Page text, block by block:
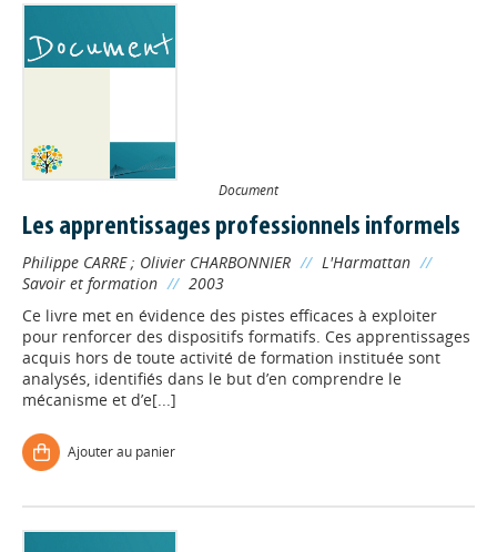
Document
Les apprentissages professionnels informels
Philippe CARRE; Olivier CHARBONNIER // L'Harmattan //
Savoir et formation // 2003
Ce livre met en évidence des pistes efficaces à exploiter
pour renforcer des dispositifs formatifs. Ces apprentissages
acquis hors de toute activité de formation instituée sont
analysés, identifiés dans le but d’en comprendre le
mécanisme et d’e[...]
Ajouter au panier